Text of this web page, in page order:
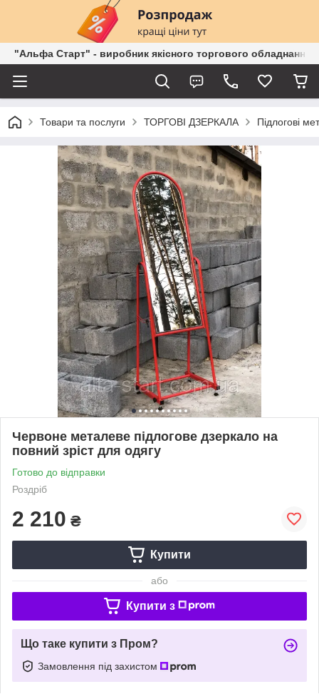
"Альфа Старт" - виробник якісного торгового обладнання
Товари та послуги ТОРГОВІ ДЗЕРКАЛА Підлогові
Червоне металеве підлогове дзеркало на
повний зріст для одягу
Готово до відправки
Роздріб
2 210 ₴
Купити
або
Купити з
Що таке купити з Пром?
Замовлення під захистом